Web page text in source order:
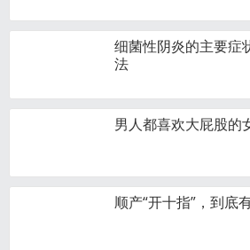
细菌性阴炎的主要症
法
男人都喜欢大屁股的
顺产“开十指”，到底